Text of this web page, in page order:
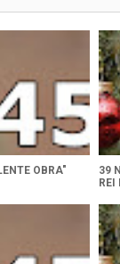
OBRA"
39
REI